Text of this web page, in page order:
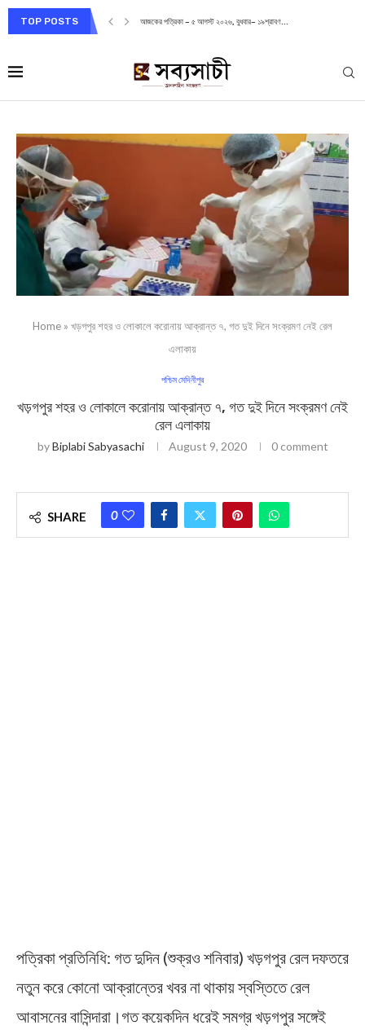
TOP POSTS আজকের পত্রিকা – ৫ আগস্ট ২০২৬, বুধবার– ১৯শ্রাবণ...
Home » খড়গপুর শহর ও লোকালে করোনায় আক্রান্ত ৭, গত দুই দিনে সংক্রমণ নেই রেল
এলাকায়
পশ্চিম মেদিনীপুর
খড়গপুর শহর ও লোকালে করোনায় আক্রান্ত ৭, গত দুই দিনে সংক্রমণ নেই
রেল এলাকায়
byBiplabi Sabyasachi August 9, 2020 0 comment
SHARE 0
পত্রিকা প্রতিনিধি: গত দুদিন (শুক্রও শনিবার) খড়গপুর রেল দফতরে
নতুন করে কোনো আক্রান্তের খবর না থাকায় স্বস্তিতে রেল
আবাসনের বাসিন্দারা।গত কয়েকদিন ধরেই সমগ্র খড়গপুর সঙ্গেই